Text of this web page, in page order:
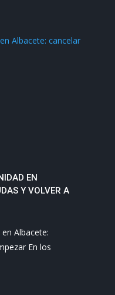
EN
Y VOLVER A
Albacete:
En los